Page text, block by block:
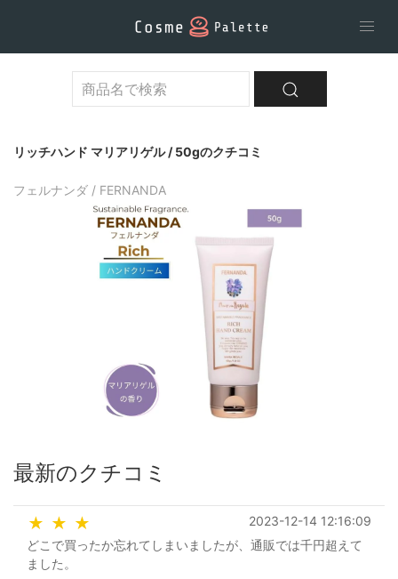
リッチハンド マリアリゲル / 50gのクチコミ
フェルナンダ / FERNANDA
最新のクチコミ
★ ★ ★
2023-12-14 12:16:09
どこで買ったか忘れてしまいましたが、通販では千円超えて
ました。